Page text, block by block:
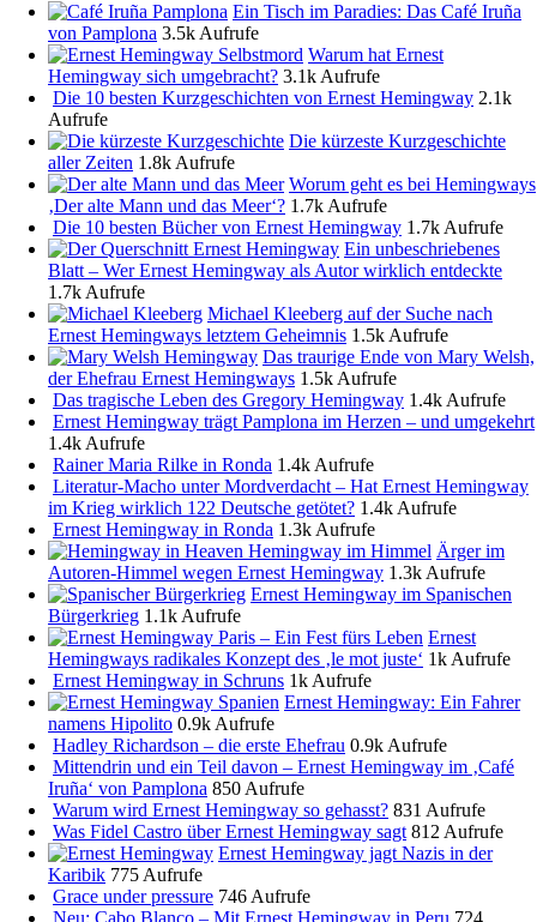
Ein Tisch im Paradies: Das Café Iruña
von Pamplona 3.5k Aufrufe
Warum hat Ernest
Hemingway sich umgebracht? 3.1k Aufrufe
Die 10 besten Kurzgeschichten von Ernest Hemingway 2.1k
Aufrufe
Die kürzeste Kurzgeschichte
aller Zeiten 1.8k Aufrufe
Worum geht es bei Hemingways
‚Der alte Mann und das Meer‘? 1.7k Aufrufe
Die 10 besten Bücher von Ernest Hemingway 1.7k Aufrufe
Ein unbeschriebenes
Blatt – Wer Ernest Hemingway als Autor wirklich entdeckte
1.7k Aufrufe
Michael Kleeberg auf der Suche nach
Ernest Hemingways letztem Geheimnis 1.5k Aufrufe
Das traurige Ende von Mary Welsh,
der Ehefrau Ernest Hemingways 1.5k Aufrufe
Das tragische Leben des Gregory Hemingway 1.4k Aufrufe
Ernest Hemingway trägt Pamplona im Herzen – und umgekehrt
1.4k Aufrufe
Rainer Maria Rilke in Ronda 1.4k Aufrufe
Literatur-Macho unter Mordverdacht – Hat Ernest Hemingway
im Krieg wirklich 122 Deutsche getötet? 1.4k Aufrufe
Ernest Hemingway in Ronda 1.3k Aufrufe
Ärger im
Autoren-Himmel wegen Ernest Hemingway 1.3k Aufrufe
Ernest Hemingway im Spanischen
Bürgerkrieg 1.1k Aufrufe
Ernest
Hemingways radikales Konzept des ‚le mot juste‘ 1k Aufrufe
Ernest Hemingway in Schruns 1k Aufrufe
Ernest Hemingway: Ein Fahrer
namens Hipolito 0.9k Aufrufe
Hadley Richardson – die erste Ehefrau 0.9k Aufrufe
Mittendrin und ein Teil davon – Ernest Hemingway im ‚Café
Iruña‘ von Pamplona 850 Aufrufe
Warum wird Ernest Hemingway so gehasst? 831 Aufrufe
Was Fidel Castro über Ernest Hemingway sagt 812 Aufrufe
Ernest Hemingway jagt Nazis in der
Karibik 775 Aufrufe
Grace under pressure 746 Aufrufe